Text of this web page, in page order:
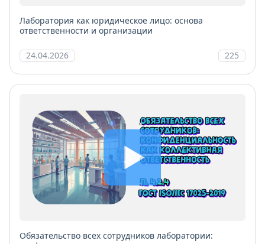
Лаборатория как юридическое лицо: основа
ответственности и организации
24.04.2026 225
Обязательство всех сотрудников лаборатории: